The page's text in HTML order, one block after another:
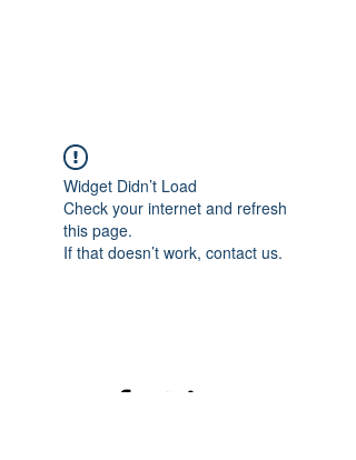
Widget Didn’t Load
Check your internet and refresh
this page.
If that doesn’t work, contact us.